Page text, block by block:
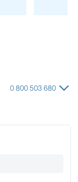
0 800 503 680